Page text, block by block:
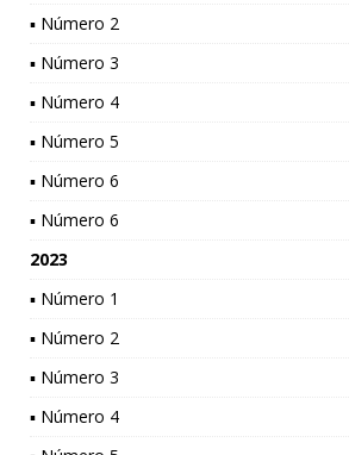
▪ Número 2
▪ Número 3
▪ Número 4
▪ Número 5
▪ Número 6
▪ Número 6
2023
▪ Número 1
▪ Número 2
▪ Número 3
▪ Número 4